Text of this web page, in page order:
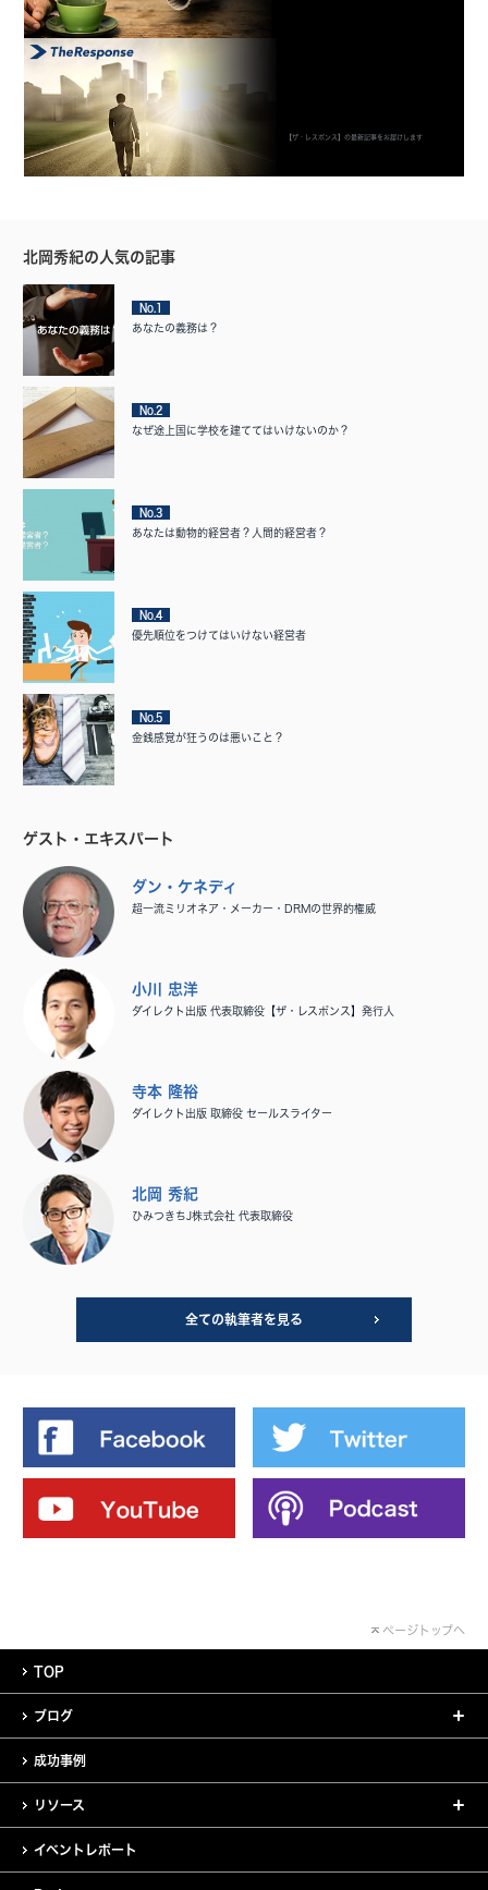
【ザ・レスポンス】の最新記事をお届けします
北岡秀紀の人気の記事
No.1
あなたの義務は？
No.2
なぜ途上国に学校を建ててはいけないのか？
No.3
あなたは動物的経営者？人間的経営者？
No.4
優先順位をつけてはいけない経営者
No.5
金銭感覚が狂うのは悪いこと？
ゲスト・エキスパート
ダン・ケネディ
超一流ミリオネア・メーカー・DRMの世界的権威
小川 忠洋
ダイレクト出版 代表取締役【ザ・レスポンス】発行人
寺本 隆裕
ダイレクト出版 取締役 セールスライター
北岡 秀紀
ひみつきちJ株式会社 代表取締役
全ての執筆者を見る
ページトップへ
TOP
ブログ
成功事例
リソース
イベントレポート